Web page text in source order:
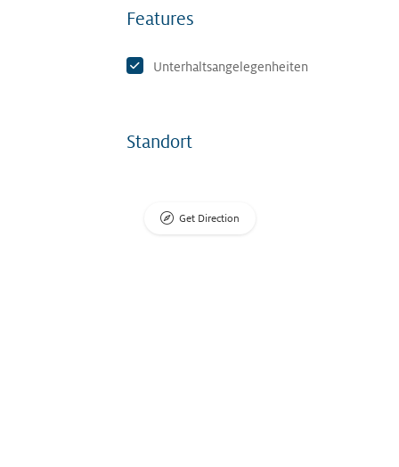
Features
Unterhaltsangelegenheiten
Standort
Get Direction